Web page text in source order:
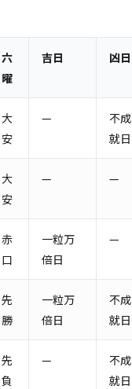
六
曜
吉日 凶日
大
安
—
不成
就日
大
安
— —
赤
口
一粒万
倍日
—
先
勝
一粒万
倍日
不成
就日
先
負
—
不成
就日